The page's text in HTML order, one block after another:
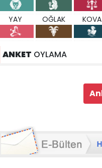
YAY OĞLAK KOVA
ANKET OYLAMA